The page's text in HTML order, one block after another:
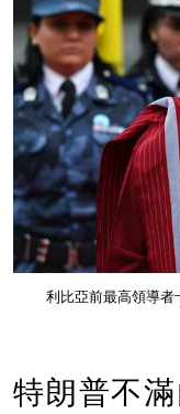
利比亞前最高領導者
特朗普不